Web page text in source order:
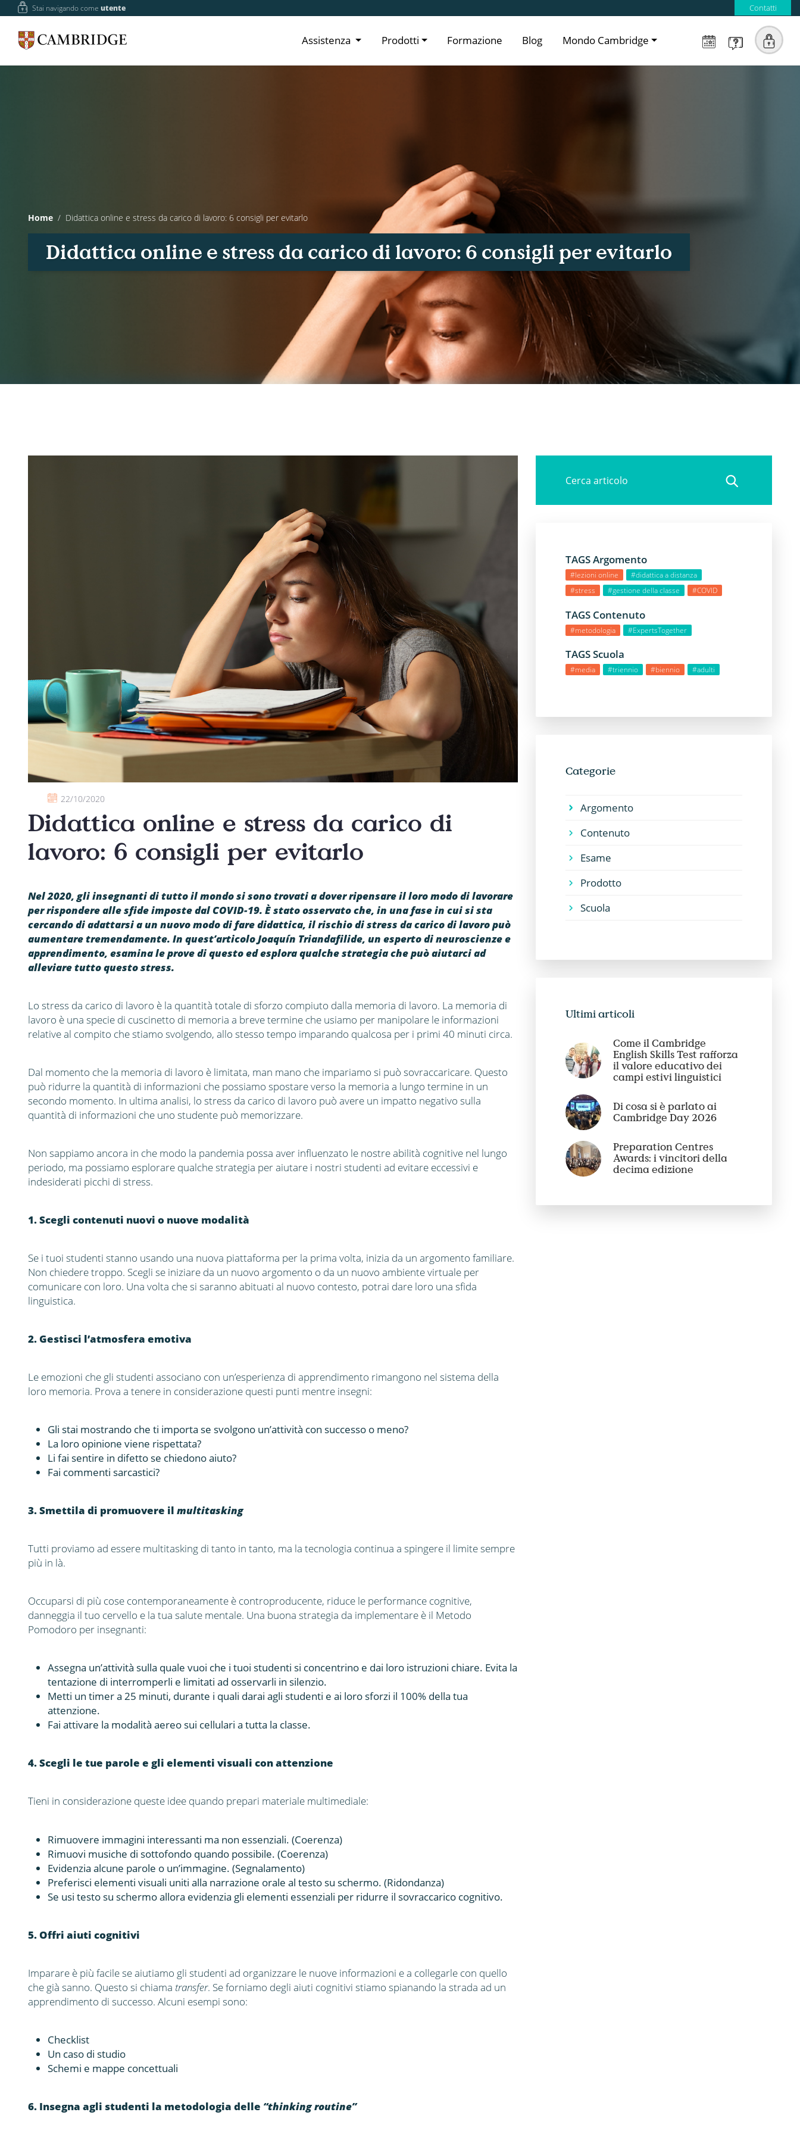
Stai navigando comeutente Contatti
Assistenza Prodotti Formazione Blog Mondo Cambridge
Home Didattica online e stress da carico di lavoro: 6 consigli per evitarlo
Didattica online e stress da carico di lavoro: 6 consigli per evitarlo
22/10/2020
Didattica online e stress da carico di
lavoro: 6 consigli per evitarlo
Nel 2020, gli insegnanti di tutto il mondo si sono trovati a dover ripensare il loro modo di lavorare
per rispondere alle sfide imposte dal COVID-19. È stato osservato che, in una fase in cui si sta
cercando di adattarsi a un nuovo modo di fare didattica, il rischio di stress da carico di lavoro può
aumentare tremendamente. In quest’articolo Joaquín Triandafilide, un esperto di neuroscienze e
apprendimento, esamina le prove di questo ed esplora qualche strategia che può aiutarci ad
alleviare tutto questo stress.
Lo stress da carico di lavoro è la quantità totale di sforzo compiuto dalla memoria di lavoro. La memoria di
lavoro è una specie di cuscinetto di memoria a breve termine che usiamo per manipolare le informazioni
relative al compito che stiamo svolgendo, allo stesso tempo imparando qualcosa per i primi 40 minuti circa.
Dal momento che la memoria di lavoro è limitata, man mano che impariamo si può sovraccaricare. Questo
può ridurre la quantità di informazioni che possiamo spostare verso la memoria a lungo termine in un
secondo momento. In ultima analisi, lo stress da carico di lavoro può avere un impatto negativo sulla
quantità di informazioni che uno studente può memorizzare.
Non sappiamo ancora in che modo la pandemia possa aver influenzato le nostre abilità cognitive nel lungo
periodo, ma possiamo esplorare qualche strategia per aiutare i nostri studenti ad evitare eccessivi e
indesiderati picchi di stress.
1. Scegli contenuti nuovi o nuove modalità
Se i tuoi studenti stanno usando una nuova piattaforma per la prima volta, inizia da un argomento familiare.
Non chiedere troppo. Scegli se iniziare da un nuovo argomento o da un nuovo ambiente virtuale per
comunicare con loro. Una volta che si saranno abituati al nuovo contesto, potrai dare loro una sfida
linguistica.
2. Gestisci l’atmosfera emotiva
Le emozioni che gli studenti associano con un’esperienza di apprendimento rimangono nel sistema della
loro memoria. Prova a tenere in considerazione questi punti mentre insegni:
Gli stai mostrando che ti importa se svolgono un’attività con successo o meno?
La loro opinione viene rispettata?
Li fai sentire in difetto se chiedono aiuto?
Fai commenti sarcastici?
3. Smettila di promuovere il multitasking
Tutti proviamo ad essere multitasking di tanto in tanto, ma la tecnologia continua a spingere il limite sempre
più in là.
Occuparsi di più cose contemporaneamente è controproducente, riduce le performance cognitive,
danneggia il tuo cervello e la tua salute mentale. Una buona strategia da implementare è il Metodo
Pomodoro per insegnanti:
Assegna un’attività sulla quale vuoi che i tuoi studenti si concentrino e dai loro istruzioni chiare. Evita la
tentazione di interromperli e limitati ad osservarli in silenzio.
Metti un timer a 25 minuti, durante i quali darai agli studenti e ai loro sforzi il 100% della tua
attenzione.
Fai attivare la modalità aereo sui cellulari a tutta la classe.
4. Scegli le tue parole e gli elementi visuali con attenzione
Tieni in considerazione queste idee quando prepari materiale multimediale:
Rimuovere immagini interessanti ma non essenziali. (Coerenza)
Rimuovi musiche di sottofondo quando possibile. (Coerenza)
Evidenzia alcune parole o un’immagine. (Segnalamento)
Preferisci elementi visuali uniti alla narrazione orale al testo su schermo. (Ridondanza)
Se usi testo su schermo allora evidenzia gli elementi essenziali per ridurre il sovraccarico cognitivo.
5. Offri aiuti cognitivi
Imparare è più facile se aiutiamo gli studenti ad organizzare le nuove informazioni e a collegarle con quello
che già sanno. Questo si chiama transfer. Se forniamo degli aiuti cognitivi stiamo spianando la strada ad un
apprendimento di successo. Alcuni esempi sono:
Checklist
Un caso di studio
Schemi e mappe concettuali
6. Insegna agli studenti la metodologia delle “thinking routine”
TAGS Argomento
#lezioni online
#didattica a distanza
#stress
#gestione della classe #COVID
TAGS Contenuto
#metodologia #ExpertsTogether
TAGS Scuola
#media #triennio #biennio #adulti
Categorie
Argomento
Contenuto
Esame
Prodotto
Scuola
Ultimi articoli
Come il Cambridge
English Skills Test rafforza
il valore educativo dei
campi estivi linguistici
Di cosa si è parlato ai
Cambridge Day 2026
Preparation Centres
Awards: i vincitori della
decima edizione